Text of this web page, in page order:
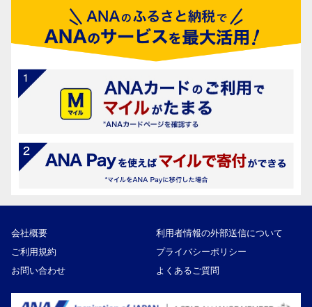
会社概要
利用者情報の外部送信について
ご利用規約
プライバシーポリシー
お問い合わせ
よくあるご質問